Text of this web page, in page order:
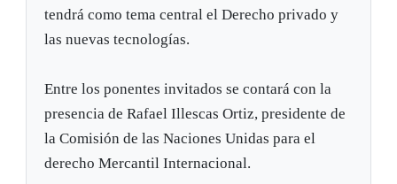
tendrá como tema central el Derecho privado y
las nuevas tecnologías.
Entre los ponentes invitados se contará con la
presencia de Rafael Illescas Ortiz, presidente de
la Comisión de las Naciones Unidas para el
derecho Mercantil Internacional.